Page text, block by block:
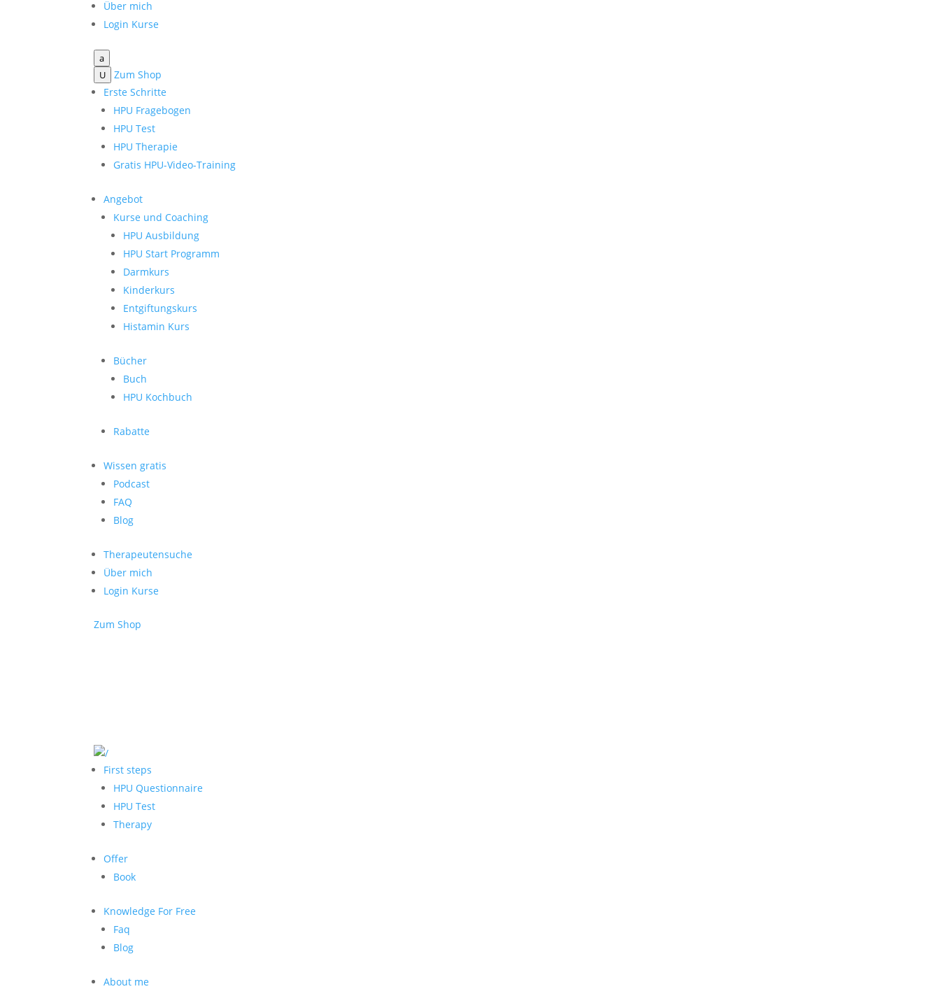
Über mich
Login Kurse
a
U
Zum Shop
Erste Schritte
HPU Fragebogen
HPU Test
HPU Therapie
Gratis HPU-Video-Training
Angebot
Kurse und Coaching
HPU Ausbildung
HPU Start Programm
Darmkurs
Kinderkurs
Entgiftungskurs
Histamin Kurs
Bücher
Buch
HPU Kochbuch
Rabatte
Wissen gratis
Podcast
FAQ
Blog
Therapeutensuche
Über mich
Login Kurse
Zum Shop
First steps
HPU Questionnaire
HPU Test
Therapy
Offer
Book
Knowledge For Free
Faq
Blog
About me